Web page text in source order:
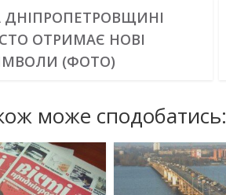
ДНІПРОПЕТРОВЩИНІ
ОТРИМАЄ НОВІ
(ФОТО)
може сподобатись: